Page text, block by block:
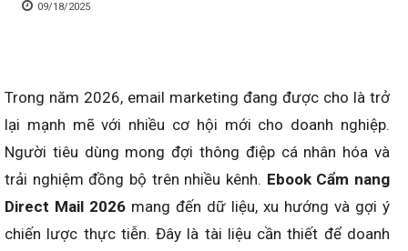
09/18/2025
Trong năm 2026, email marketing đang được cho là trở
lại mạnh mẽ với nhiều cơ hội mới cho doanh nghiệp.
Người tiêu dùng mong đợi thông điệp cá nhân hóa và
trải nghiệm đồng bộ trên nhiều kênh. Ebook Cẩm nang
Direct Mail 2026 mang đến dữ liệu, xu hướng và gợi ý
chiến lược thực tiễn. Đây là tài liệu cần thiết để doanh